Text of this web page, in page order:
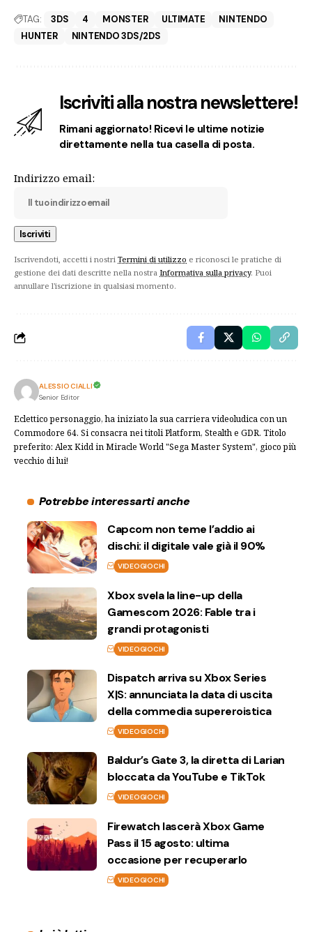
TAG: 3DS 4 MONSTER ULTIMATE
NINTENDO
HUNTER
NINTENDO 3DS/2DS
Iscriviti alla nostra newslettere!
Rimani aggiornato! Ricevi le ultime notizie
direttamente nella tua casella di posta.
Indirizzo email:
Iscrivendoti, accetti i nostri Termini di utilizzo e riconosci le pratiche di
gestione dei dati descritte nella nostra Informativa sulla privacy. Puoi
annullare l'iscrizione in qualsiasi momento.
ALESSIO CIALLI
Senior Editor
Eclettico personaggio, ha iniziato la sua carriera videoludica con un
Commodore 64. Si consacra nei titoli Platform, Stealth e GDR. Titolo
preferito: Alex Kidd in Miracle World "Sega Master System", gioco più
vecchio di lui!
Potrebbe interessarti anche
Capcom non teme l’addio ai
dischi: il digitale vale già il 90%
VIDEOGIOCHI
Xbox svela la line-up della
Gamescom 2026: Fable tra i
grandi protagonisti
VIDEOGIOCHI
Dispatch arriva su Xbox Series
X|S: annunciata la data di uscita
della commedia supereroistica
VIDEOGIOCHI
Baldur’s Gate 3, la diretta di Larian
bloccata da YouTube e TikTok
VIDEOGIOCHI
Firewatch lascerà Xbox Game
Pass il 15 agosto: ultima
occasione per recuperarlo
VIDEOGIOCHI